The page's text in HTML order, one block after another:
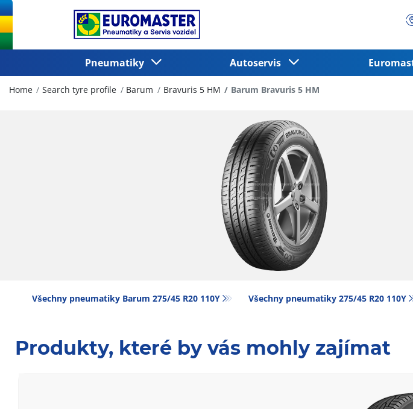
Pneumatiky Autoservis
Home Search tyre profile Barum Bravuris 5 HM Barum Bravuris 5 HM
Všechny pneumatiky Barum 275/45 R20 110Y Všechny pneumatiky‎ 275/45 R20 110Y
Produkty, které by vás mohly zajímat